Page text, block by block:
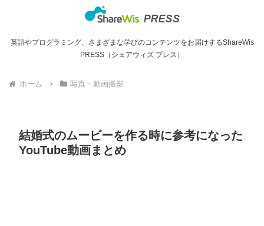
英語やプログラミング、さまざまな学びのコンテンツをお届けするShareWis
PRESS（シェアウィズ プレス）
ホーム 写真・動画撮影
結婚式のムービーを作る時に参考になった
YouTube動画まとめ